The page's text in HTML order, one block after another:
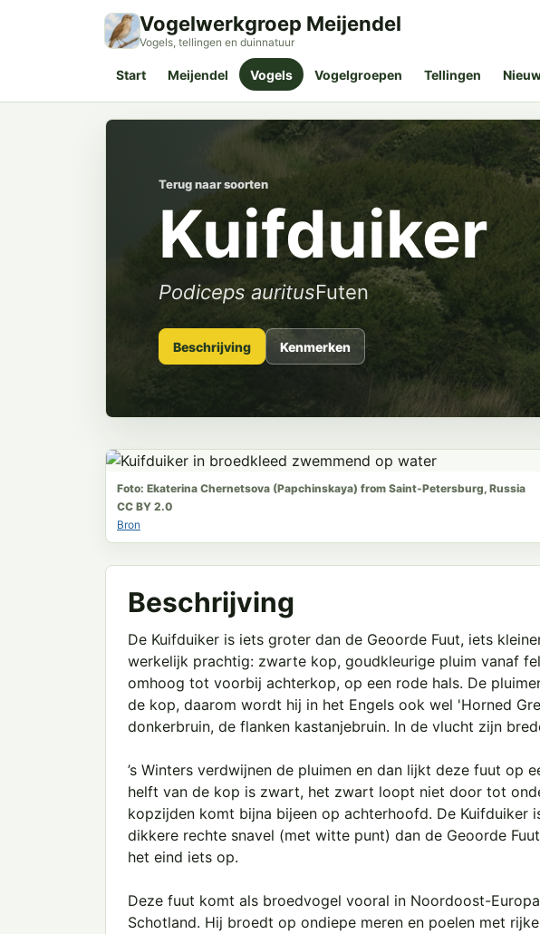
Vogelwerkgroep Meijendel
Vogels, tellingen en duinnatuur
Start Meijendel Vogels Vogelgroepen Tellingen
Terug naar soorten
Kuifduiker
Podiceps auritusFuten
Beschrijving Kenmerken
Foto: Ekaterina Chernetsova (Papchinskaya) from Saint-Petersburg, Russia
CC BY 2.0
Bron
Beschrijving
De Kuifduiker is iets groter dan de Geoorde Fuut, iets
werkelijk prachtig: zwarte kop, goudkleurige pluim vanaf
omhoog tot voorbij achterkop, op een rode hals. De
de kop, daarom wordt hij in het Engels ook wel 'Horned
donkerbruin, de flanken kastanjebruin. In de vlucht zijn
’s Winters verdwijnen de pluimen en dan lijkt deze fuut op
helft van de kop is zwart, het zwart loopt niet door tot
kopzijden komt bijna bijeen op achterhoofd. De Kuifduiker
dikkere rechte snavel (met witte punt) dan de Geoorde
het eind iets op.
Deze fuut komt als broedvogel vooral in Noordoost-
Schotland. Hij broedt op ondiepe meren en poelen met